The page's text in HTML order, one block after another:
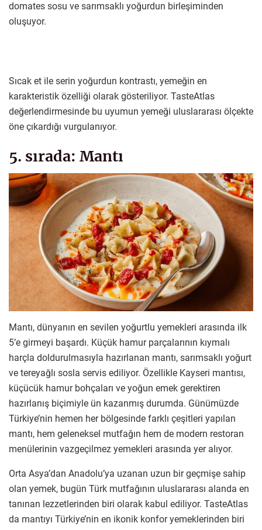
domates sosu ve sarımsaklı yoğurdun birleşiminden
oluşuyor.
Sıcak et ile serin yoğurdun kontrastı, yemeğin en
karakteristik özelliği olarak gösteriliyor. TasteAtlas
değerlendirmesinde bu uyumun yemeği uluslararası ölçekte
öne çıkardığı vurgulanıyor.
5. sırada: Mantı
Mantı, dünyanın en sevilen yoğurtlu yemekleri arasında ilk
5’e girmeyi başardı. Küçük hamur parçalarının kıymalı
harçla doldurulmasıyla hazırlanan mantı, sarımsaklı yoğurt
ve tereyağlı sosla servis ediliyor. Özellikle Kayseri mantısı,
küçücük hamur bohçaları ve yoğun emek gerektiren
hazırlanış biçimiyle ün kazanmış durumda. Günümüzde
Türkiye’nin hemen her bölgesinde farklı çeşitleri yapılan
mantı, hem geleneksel mutfağın hem de modern restoran
menülerinin vazgeçilmez yemekleri arasında yer alıyor.
Orta Asya’dan Anadolu’ya uzanan uzun bir geçmişe sahip
olan yemek, bugün Türk mutfağının uluslararası alanda en
tanınan lezzetlerinden biri olarak kabul ediliyor. TasteAtlas
da mantıyı Türkiye’nin en ikonik konfor yemeklerinden biri